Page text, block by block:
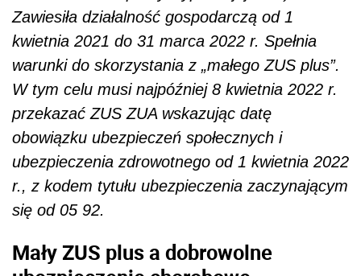
Zawiesiła działalność gospodarczą od 1
kwietnia 2021 do 31 marca 2022 r. Spełnia
warunki do skorzystania z „małego ZUS plus”.
W tym celu musi najpóźniej 8 kwietnia 2022 r.
przekazać ZUS ZUA wskazując datę
obowiązku ubezpieczeń społecznych i
ubezpieczenia zdrowotnego od 1 kwietnia 2022
r., z kodem tytułu ubezpieczenia zaczynającym
się od 05 92.
Mały ZUS plus a dobrowolne